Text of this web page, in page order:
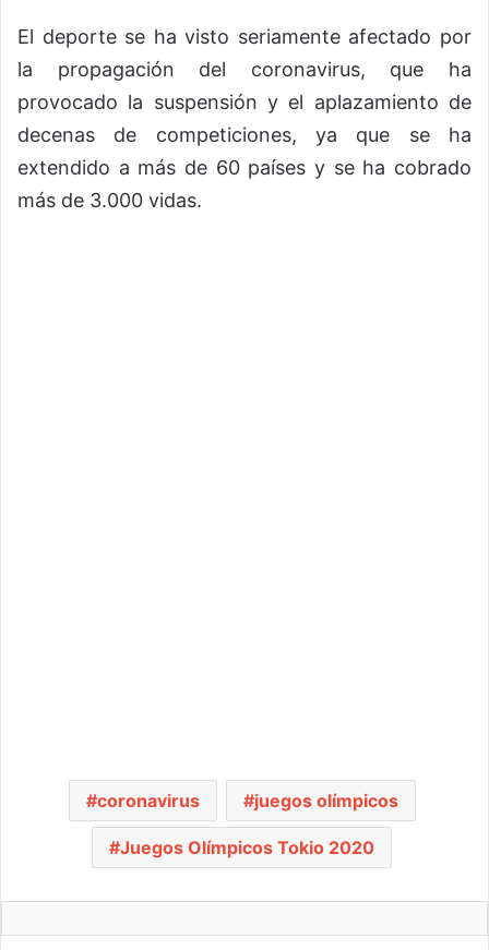
El deporte se ha visto seriamente afectado por
la propagación del coronavirus, que ha
provocado la suspensión y el aplazamiento de
decenas de competiciones, ya que se ha
extendido a más de 60 países y se ha cobrado
más de 3.000 vidas.
coronavirus juegos olímpicos
Juegos Olímpicos Tokio 2020